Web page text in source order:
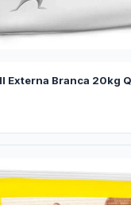
Externa Branca 20kg